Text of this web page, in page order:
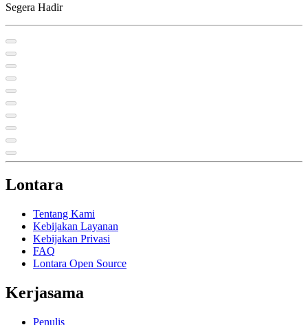
Segera Hadir
Lontara
Tentang Kami
Kebijakan Layanan
Kebijakan Privasi
FAQ
Lontara Open Source
Kerjasama
Penulis